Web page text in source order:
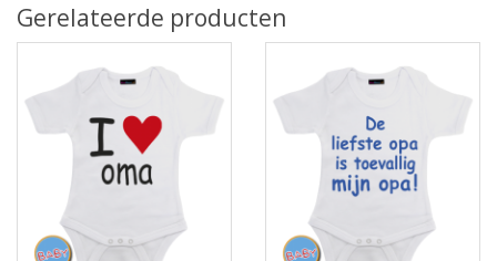
Gerelateerde producten